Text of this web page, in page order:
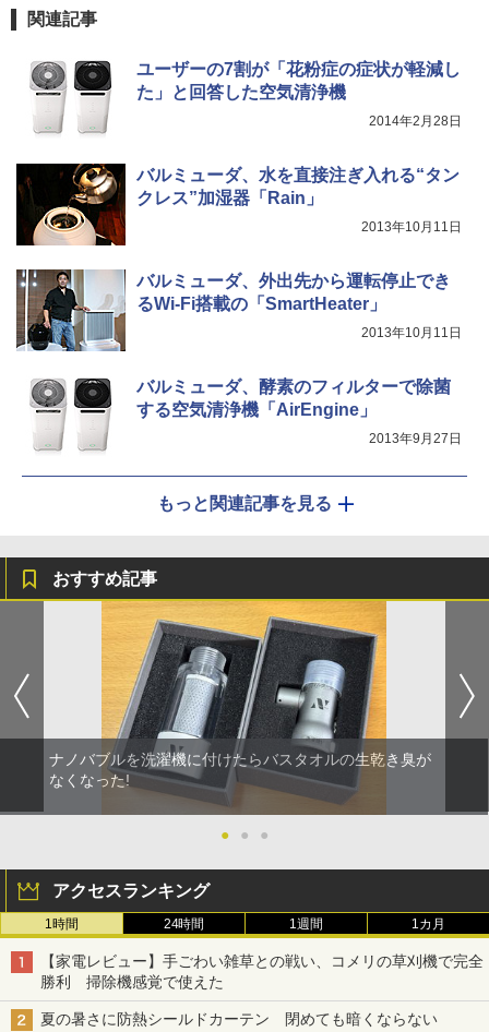
関連記事
ユーザーの7割が「花粉症の症状が軽減し
た」と回答した空気清浄機
2014年2月28日
バルミューダ、水を直接注ぎ入れる“タン
クレス”加湿器「Rain」
2013年10月11日
バルミューダ、外出先から運転停止でき
るWi-Fi搭載の「SmartHeater」
2013年10月11日
バルミューダ、酵素のフィルターで除菌
する空気清浄機「AirEngine」
2013年9月27日
もっと関連記事を見る
おすすめ記事
ナノバブルを洗濯機に付けたらバスタオルの生乾き臭が
なくなった!
● ● ●
アクセスランキング
1時間 24時間 1週間 1カ月
【家電レビュー】手ごわい雑草との戦い、コメリの草刈機で完全
勝利 掃除機感覚で使えた
夏の暑さに防熱シールドカーテン 閉めても暗くならない